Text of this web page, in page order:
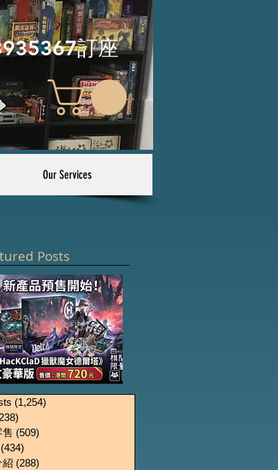
訂座
Our Services
Posts
獵獸魔女
塔》繁體中文豪
開放預售
(1,254)
(509)
(434)
紹 (288)